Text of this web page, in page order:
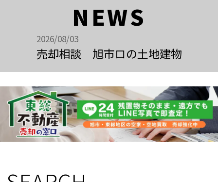
NEWS
2026/08/03
売却相談 旭市ロの土地建物